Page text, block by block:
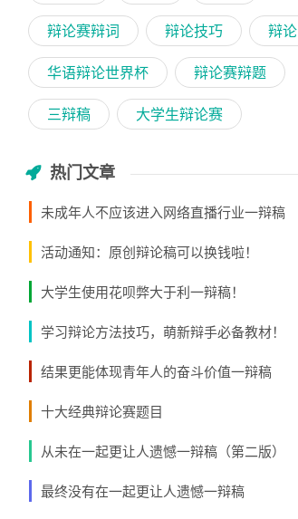
辩论赛辩词 辩论技巧 辩论
华语辩论世界杯 辩论赛辩题
三辩稿 大学生辩论赛
热门文章
未成年人不应该进入网络直播行业一辩稿
活动通知：原创辩论稿可以换钱啦！
大学生使用花呗弊大于利一辩稿！
学习辩论方法技巧，萌新辩手必备教材！
结果更能体现青年人的奋斗价值一辩稿
十大经典辩论赛题目
从未在一起更让人遗憾一辩稿（第二版）
最终没有在一起更让人遗憾一辩稿